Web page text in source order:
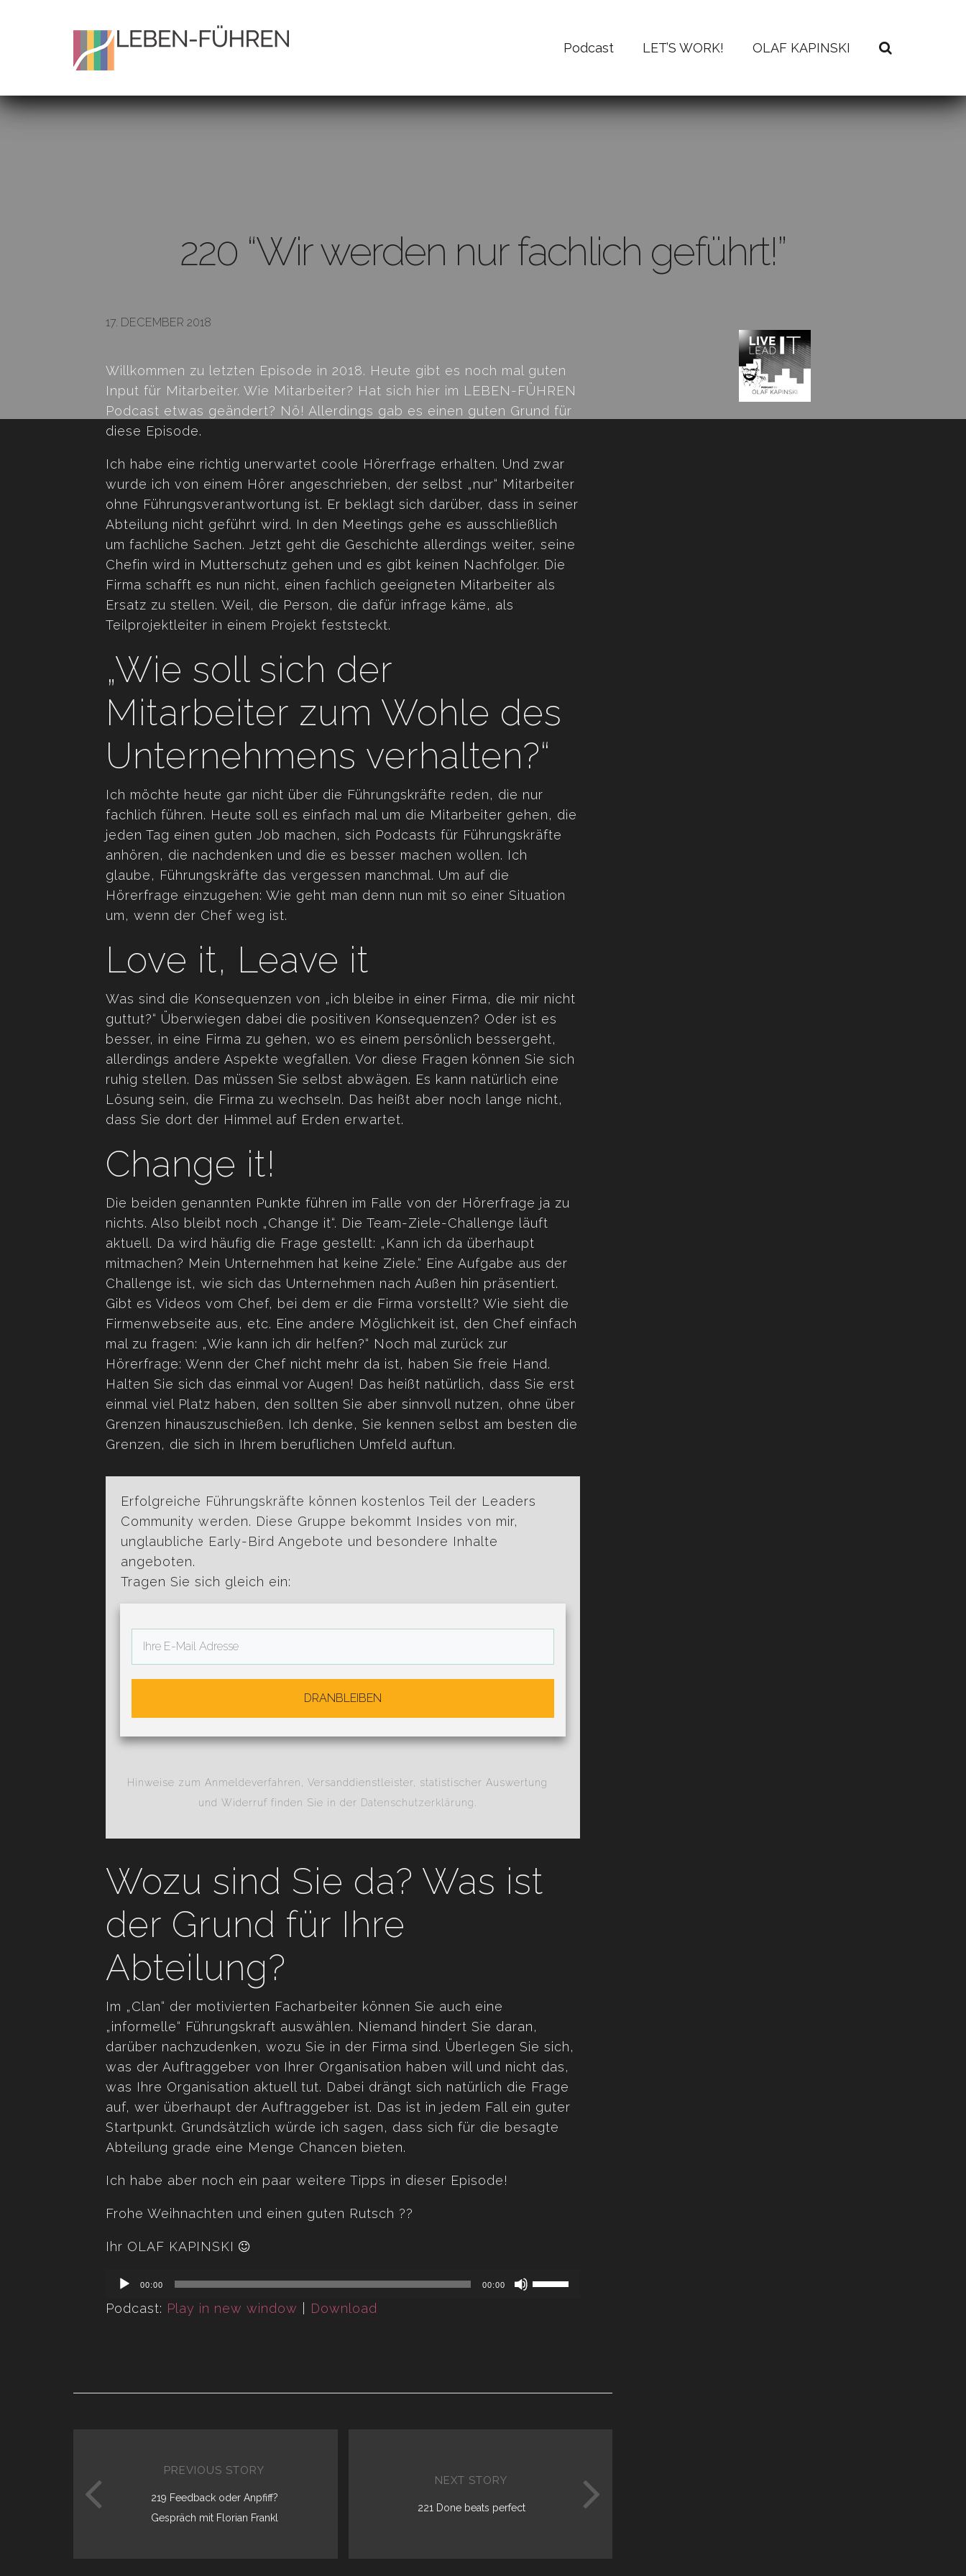
Podcast LET’S WORK! OLAF KAPINSKI
220 “Wir werden nur fachlich geführt!”
17. DECEMBER 2018
Willkommen zu letzten Episode in 2018. Heute gibt es noch mal guten
Input für Mitarbeiter. Wie Mitarbeiter? Hat sich hier im LEBEN-FÜHREN
Podcast etwas geändert? Nö! Allerdings gab es einen guten Grund für
diese Episode.
Ich habe eine richtig unerwartet coole Hörerfrage erhalten. Und zwar
wurde ich von einem Hörer angeschrieben, der selbst „nur“ Mitarbeiter
ohne Führungsverantwortung ist. Er beklagt sich darüber, dass in seiner
Abteilung nicht geführt wird. In den Meetings gehe es ausschließlich
um fachliche Sachen. Jetzt geht die Geschichte allerdings weiter, seine
Chefin wird in Mutterschutz gehen und es gibt keinen Nachfolger. Die
Firma schafft es nun nicht, einen fachlich geeigneten Mitarbeiter als
Ersatz zu stellen. Weil, die Person, die dafür infrage käme, als
Teilprojektleiter in einem Projekt feststeckt.
„Wie soll sich der
Mitarbeiter zum Wohle des
Unternehmens verhalten?“
Ich möchte heute gar nicht über die Führungskräfte reden, die nur
fachlich führen. Heute soll es einfach mal um die Mitarbeiter gehen, die
jeden Tag einen guten Job machen, sich Podcasts für Führungskräfte
anhören, die nachdenken und die es besser machen wollen. Ich
glaube, Führungskräfte das vergessen manchmal. Um auf die
Hörerfrage einzugehen: Wie geht man denn nun mit so einer Situation
um, wenn der Chef weg ist.
Love it, Leave it
Was sind die Konsequenzen von „ich bleibe in einer Firma, die mir nicht
guttut?“ Überwiegen dabei die positiven Konsequenzen? Oder ist es
besser, in eine Firma zu gehen, wo es einem persönlich bessergeht,
allerdings andere Aspekte wegfallen. Vor diese Fragen können Sie sich
ruhig stellen. Das müssen Sie selbst abwägen. Es kann natürlich eine
Lösung sein, die Firma zu wechseln. Das heißt aber noch lange nicht,
dass Sie dort der Himmel auf Erden erwartet.
Change it!
Die beiden genannten Punkte führen im Falle von der Hörerfrage ja zu
nichts. Also bleibt noch „Change it“. Die Team-Ziele-Challenge läuft
aktuell. Da wird häufig die Frage gestellt: „Kann ich da überhaupt
mitmachen? Mein Unternehmen hat keine Ziele.“ Eine Aufgabe aus der
Challenge ist, wie sich das Unternehmen nach Außen hin präsentiert.
Gibt es Videos vom Chef, bei dem er die Firma vorstellt? Wie sieht die
Firmenwebseite aus, etc. Eine andere Möglichkeit ist, den Chef einfach
mal zu fragen: „Wie kann ich dir helfen?“ Noch mal zurück zur
Hörerfrage: Wenn der Chef nicht mehr da ist, haben Sie freie Hand.
Halten Sie sich das einmal vor Augen! Das heißt natürlich, dass Sie erst
einmal viel Platz haben, den sollten Sie aber sinnvoll nutzen, ohne über
Grenzen hinauszuschießen. Ich denke, Sie kennen selbst am besten die
Grenzen, die sich in Ihrem beruflichen Umfeld auftun.
Erfolgreiche Führungskräfte können kostenlos Teil der Leaders
Community werden. Diese Gruppe bekommt Insides von mir,
unglaubliche Early-Bird Angebote und besondere Inhalte
angeboten.
Tragen Sie sich gleich ein:
DRANBLEIBEN
Hinweise zum Anmeldeverfahren, Versanddienstleister, statistischer Auswertung
und Widerruf finden Sie in der Datenschutzerklärung
Wozu sind Sie da? Was ist
der Grund für Ihre
Abteilung?
Im „Clan“ der motivierten Facharbeiter können Sie auch eine
„informelle“ Führungskraft auswählen. Niemand hindert Sie daran,
darüber nachzudenken, wozu Sie in der Firma sind. Überlegen Sie sich,
was der Auftraggeber von Ihrer Organisation haben will und nicht das,
was Ihre Organisation aktuell tut. Dabei drängt sich natürlich die Frage
auf, wer überhaupt der Auftraggeber ist. Das ist in jedem Fall ein guter
Startpunkt. Grundsätzlich würde ich sagen, dass sich für die besagte
Abteilung grade eine Menge Chancen bieten.
Ich habe aber noch ein paar weitere Tipps in dieser Episode!
Frohe Weihnachten und einen guten Rutsch ??
Ihr OLAF KAPINSKI
Audio00:00 00:00
Use
Podcast: Play in new window Download
PREVIOUS STORY
219 Feedback oder Anpfiff?
Gespräch mit Florian Frankl
NEXT STORY
221 Done beats perfect